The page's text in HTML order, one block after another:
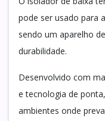
pode ser usado para
sendo um aparelho
durabilidade.
Desenvolvido com
e tecnologia de
ambientes onde